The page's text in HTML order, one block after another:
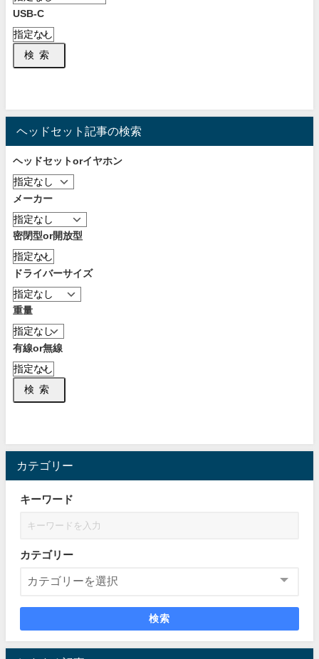
USB-C
検索
ヘッドセット記事の検索
ヘッドセットorイヤホン
メーカー
密閉型or開放型
ドライバーサイズ
重量
有線or無線
検索
カテゴリー
キーワード
カテゴリー
検索